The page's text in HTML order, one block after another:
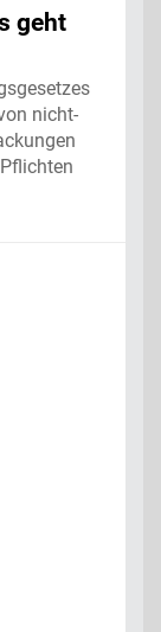
geht
nicht-